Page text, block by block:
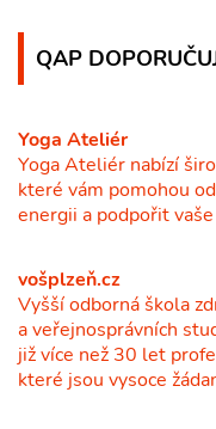
QAP
Yoga Ateliér
Yoga Ateliér nabízí
které vám pomohou
energii a podpořit
vošplzeň.cz
Vyšší odborná škola
a veřejnosprávních
již více než 30 let
které jsou vysoce